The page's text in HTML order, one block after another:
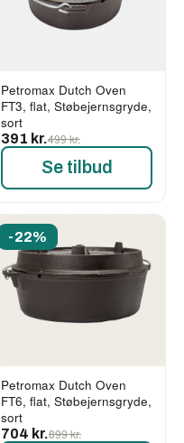
Petromax Dutch Oven
FT3, flat, Støbejernsgryde,
sort
391 kr.499 kr.
Se tilbud
-22%
Petromax Dutch Oven
FT6, flat, Støbejernsgryde,
sort
704 kr.899 kr.